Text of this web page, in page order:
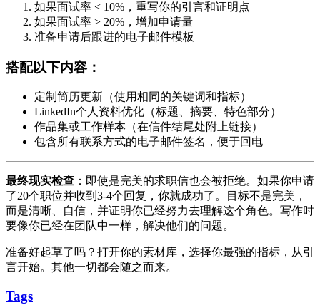
如果面试率 < 10%，重写你的引言和证明点
如果面试率 > 20%，增加申请量
准备申请后跟进的电子邮件模板
搭配以下内容：
定制简历更新（使用相同的关键词和指标）
LinkedIn个人资料优化（标题、摘要、特色部分）
作品集或工作样本（在信件结尾处附上链接）
包含所有联系方式的电子邮件签名，便于回电
最终现实检查 ：即使是完美的求职信也会被拒绝。如果你申请
了20个职位并收到3-4个回复，你就成功了。目标不是完美，
而是清晰、自信，并证明你已经努力去理解这个角色。写作时
要像你已经在团队中一样，解决他们的问题。
准备好起草了吗？打开你的素材库，选择你最强的指标，从引
言开始。其他一切都会随之而来。
Tags